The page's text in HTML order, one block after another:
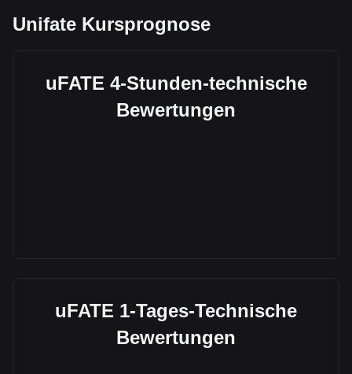
Unifate Kursprognose
uFATE 4-Stunden-technische
Bewertungen
uFATE 1-Tages-Technische
Bewertungen